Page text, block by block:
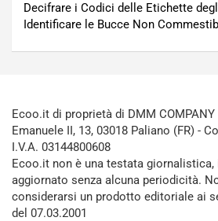
Decifrare i Codici delle Etichette
Identificare le Bucce Non
Ecoo.it di proprietà di DMM
Emanuele II, 13, 03018 Paliano (FR) -
I.V.A. 03144800608
Ecoo.it non è una testata giornalistica,
aggiornato senza alcuna periodicità.
considerarsi un prodotto editoriale ai
del 07.03.2001